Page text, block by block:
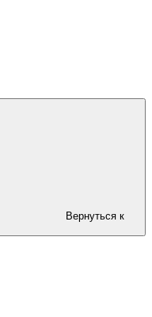
Вернуться к